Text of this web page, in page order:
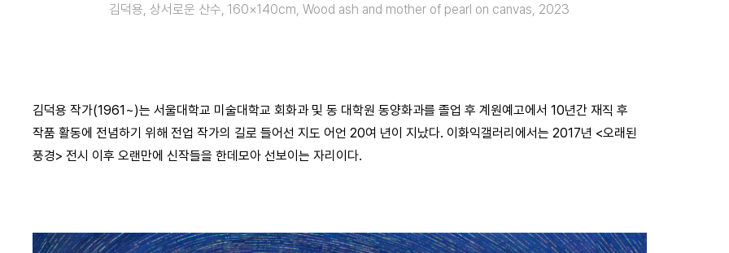
김덕용, 상서로운 산수, 160×140cm, Wood ash and mother of pearl on canvas, 2023
김덕용 작가(1961~)는 서울대학교 미술대학교 회화과 및 동 대학원 동양화과를 졸업 후 계원예고에서 10년간 재직 후
작품 활동에 전념하기 위해 전업 작가의 길로 들어선 지도 어언 20여 년이 지났다. 이화익갤러리에서는 2017년 <오래된
풍경> 전시 이후 오랜만에 신작들을 한데모아 선보이는 자리이다.